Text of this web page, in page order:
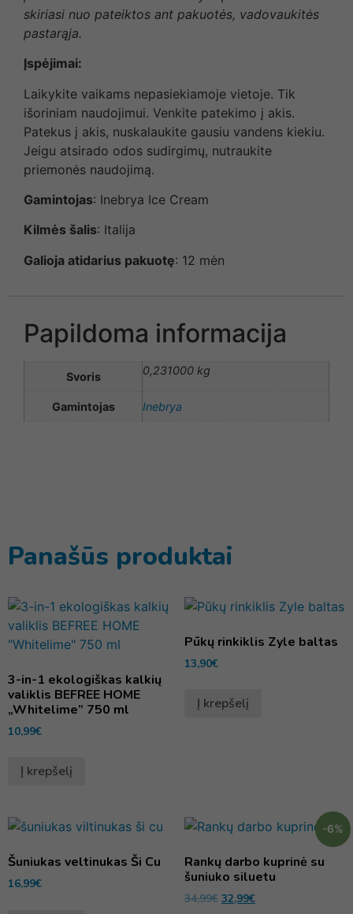
skiriasi nuo pateiktos ant pakuotės, vadovaukitės
pastarąja.
Įspėjimai:
Laikykite vaikams nepasiekiamoje vietoje. Tik
išoriniam naudojimui. Venkite patekimo į akis.
Patekus į akis, nuskalaukite gausiu vandens kiekiu.
Jeigu atsirado odos sudirgimų, nutraukite
priemonės naudojimą.
Gamintojas: Inebrya Ice Cream
Kilmės šalis: Italija
Galioja atidarius pakuotę: 12 mėn
Papildoma informacija
Svoris 0,231000 kg
Gamintojas Inebrya
Panašūs produktai
3-in-1 ekologiškas kalkių
valiklis BEFREE HOME
„Whitelime” 750 ml
10,99€
Į krepšelį
Pūkų rinkiklis Zyle baltas
13,90€
Į krepšelį
Šuniukas veltinukas Ši Cu
16,99€
-6%
Rankų darbo kuprinė su
šuniuko siluetu
34,99€ 32,99€